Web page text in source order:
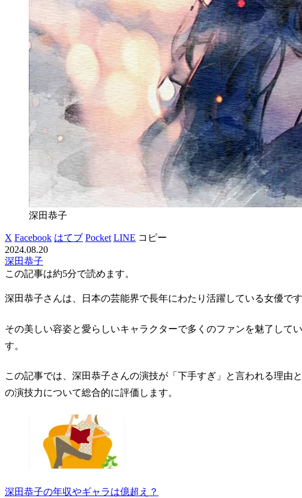
深田恭子
X Facebook はてブ Pocket LINE コピー
2024.08.20
深田恭子
この記事は約5分で読めます。
深田恭子さんは、日本の芸能界で長年にわたり活躍している女優です
その美しい容姿と愛らしいキャラクターで多くのファンを魅了して
す。
この記事では、深田恭子さんの演技が「下手すぎ」と言われる理由
の演技力について総合的に評価します。
深田恭子の年収やギャラは億超え？